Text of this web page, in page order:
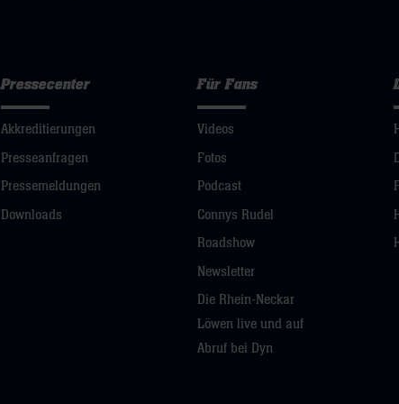
Pressecenter
Akkreditierungen
Presseanfragen
Pressemeldungen
Downloads
Für Fans
Videos
Fotos
Podcast
Connys Rudel
Roadshow
Newsletter
Die Rhein-Neckar
Löwen live und auf
Abruf bei Dyn